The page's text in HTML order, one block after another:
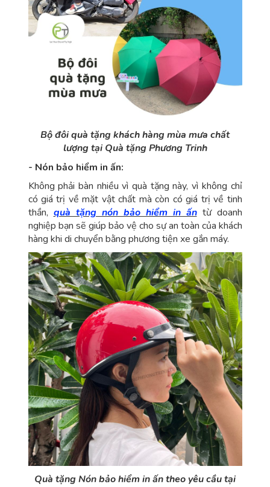
Bộ đôi quà tặng khách hàng mùa mưa chất
lượng tại Quà tặng Phương Trinh
- Nón bảo hiểm in ấn:
Không phải bàn nhiều vì quà tặng này, vì không chỉ
có giá trị về mặt vật chất mà còn có giá trị về tinh
thần, quà tặng nón bảo hiểm in ấntừ doanh
nghiệp bạn sẽ giúp bảo vệ cho sự an toàn của khách
hàng khi di chuyển bằng phương tiện xe gắn máy.
Quà tặng Nón bảo hiểm in ấn theo yêu cầu tại